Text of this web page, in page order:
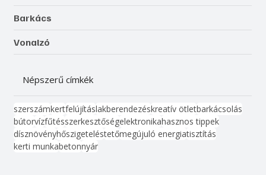
Barkács
Vonalzó
Népszerű címkék
szerszámkertfelújításlakberendezéskreatív ötletbarkácsolás
bútorvízfűtésszerkesztőségelektronikahasznos tippek
dísznövényhőszigeteléstetőmegújuló energiatisztítás
kerti munkabetonnyár